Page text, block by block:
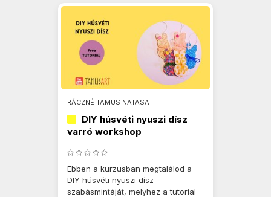
RÁCZNÉ TAMUS NATASA
DIY húsvéti nyuszi dísz
varró workshop
Ebben a kurzusban megtalálod a
DIY húsvéti nyuszi dísz
szabásmintáját, melyhez a tutorial